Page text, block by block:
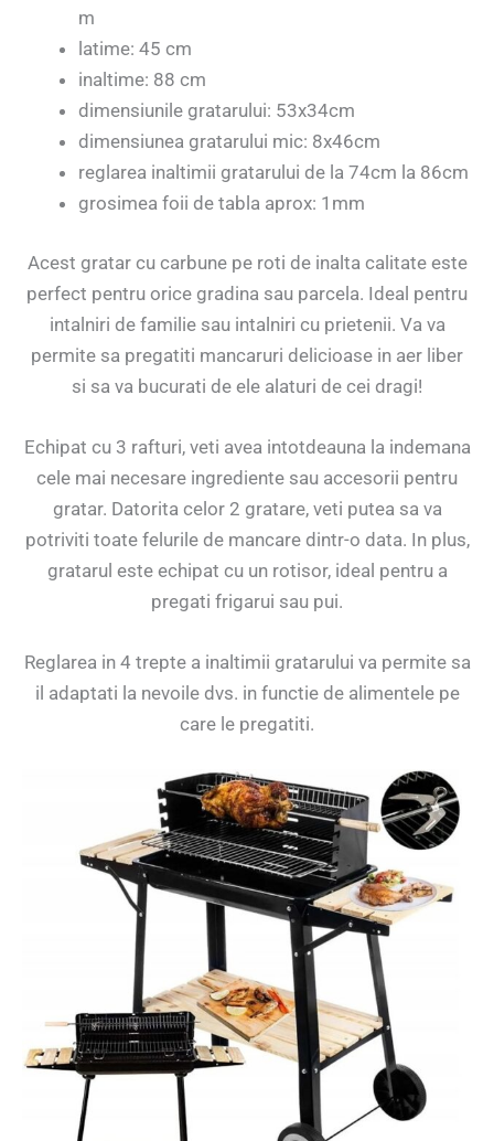
m
latime: 45 cm
inaltime: 88 cm
dimensiunile gratarului: 53x34cm
dimensiunea gratarului mic: 8x46cm
reglarea inaltimii gratarului de la 74cm la 86cm
grosimea foii de tabla aprox: 1mm
Acest gratar cu carbune pe roti de inalta calitate este
perfect pentru orice gradina sau parcela. Ideal pentru
intalniri de familie sau intalniri cu prietenii. Va va
permite sa pregatiti mancaruri delicioase in aer liber
si sa va bucurati de ele alaturi de cei dragi!
Echipat cu 3 rafturi, veti avea intotdeauna la indemana
cele mai necesare ingrediente sau accesorii pentru
gratar. Datorita celor 2 gratare, veti putea sa va
potriviti toate felurile de mancare dintr-o data. In plus,
gratarul este echipat cu un rotisor, ideal pentru a
pregati frigarui sau pui.
Reglarea in 4 trepte a inaltimii gratarului va permite sa
il adaptati la nevoile dvs. in functie de alimentele pe
care le pregatiti.